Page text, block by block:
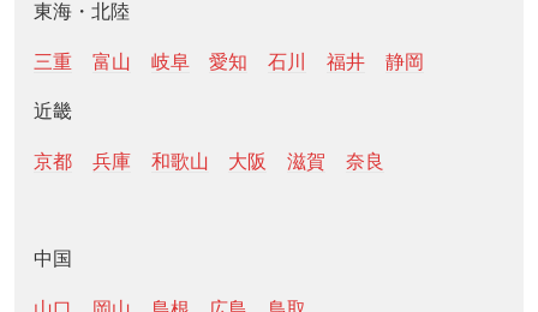
東海・北陸
三重 富山 岐阜 愛知 石川 福井 静岡
近畿
京都 兵庫 和歌山 大阪 滋賀 奈良
中国